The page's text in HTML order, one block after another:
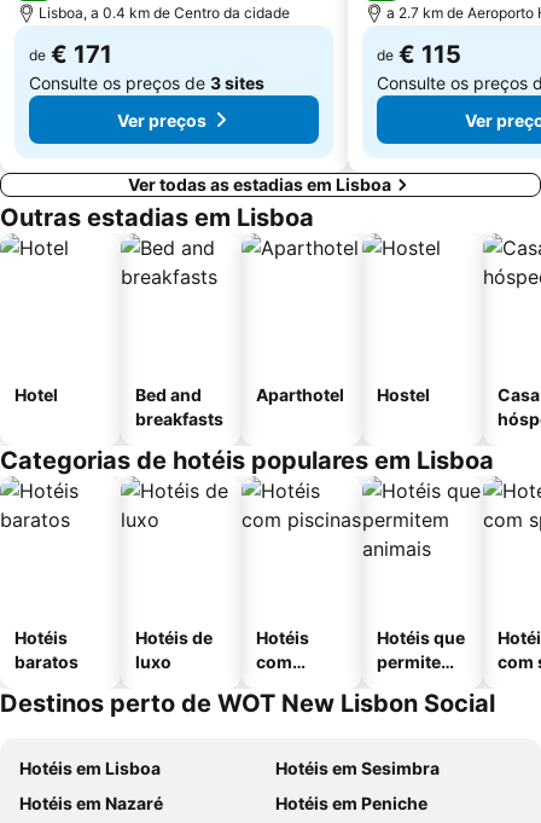
Lisboa, a 0.4 km de Centro da cidade
de € 171
Consulte os preços de 3 sites
Ver preços
a 2.7 km de Aeroporto
de € 115
Consulte os preços
Ver
Ver todas as estadias em Lisboa
Outras estadias em Lisboa
Hotel
Bed and
breakfasts
Aparthotel Hostel
Categorias de hotéis populares em Lisboa
Hotéis
baratos
Hotéis de
luxo
Hotéis
com
Hotéis que
permitem
com
Destinos perto de WOT New Lisbon Social
Hotéis em Lisboa
Hotéis em Sesimbra
Hotéis em Nazaré
Hotéis em Peniche